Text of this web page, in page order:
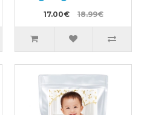
17.00€ 18.99€